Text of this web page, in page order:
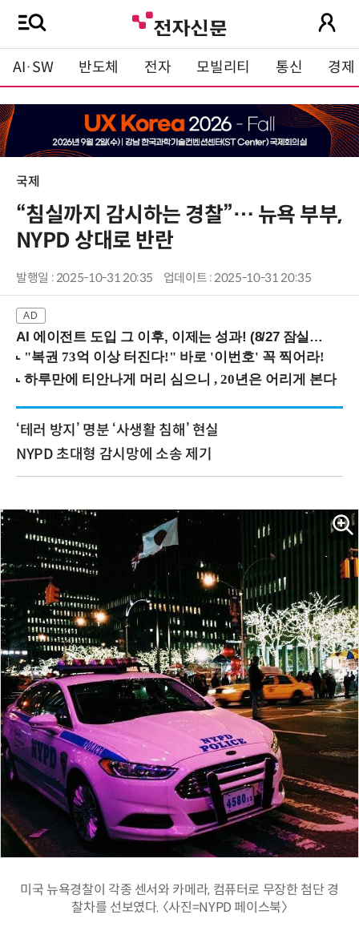
AI·SW 반도체 전자 모빌리티 통신 경제
국제
“침실까지 감시하는 경찰”… 뉴욕 부부,
NYPD 상대로 반란
발행일 : 2025-10-31 20:35 업데이트 : 2025-10-31 20:35
AI 에이전트 도입 그 이후, 이제는 성과! (8/27 잠실역)
‘테러 방지’ 명분 ‘사생활 침해’ 현실
NYPD 초대형 감시망에 소송 제기
미국 뉴욕경찰이 각종 센서와 카메라, 컴퓨터로 무장한 첨단 경
찰차를 선보였다. 〈사진=NYPD 페이스북〉